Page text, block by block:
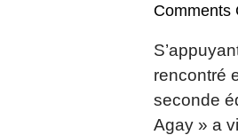
Comments
rencontré
seconde
Agay » a